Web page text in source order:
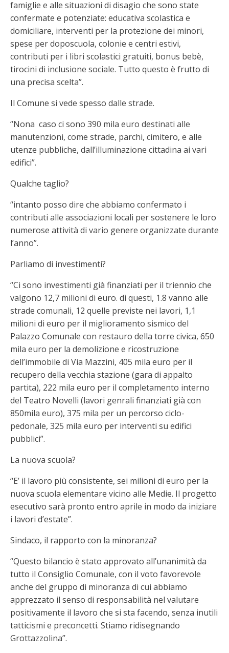
famiglie e alle situazioni di disagio che sono state
confermate e potenziate: educativa scolastica e
domiciliare, interventi per la protezione dei minori,
spese per doposcuola, colonie e centri estivi,
contributi per i libri scolastici gratuiti, bonus bebè,
tirocini di inclusione sociale. Tutto questo è frutto di
una precisa scelta”.
Il Comune si vede spesso dalle strade.
“Nona caso ci sono 390 mila euro destinati alle
manutenzioni, come strade, parchi, cimitero, e alle
utenze pubbliche, dall’illuminazione cittadina ai vari
edifici”.
Qualche taglio?
“intanto posso dire che abbiamo confermato i
contributi alle associazioni locali per sostenere le loro
numerose attività di vario genere organizzate durante
l’anno”.
Parliamo di investimenti?
“Ci sono investimenti già finanziati per il triennio che
valgono 12,7 milioni di euro. di questi, 1.8 vanno alle
strade comunali, 12 quelle previste nei lavori, 1,1
milioni di euro per il miglioramento sismico del
Palazzo Comunale con restauro della torre civica, 650
mila euro per la demolizione e ricostruzione
dell’immobile di Via Mazzini, 405 mila euro per il
recupero della vecchia stazione (gara di appalto
partita), 222 mila euro per il completamento interno
del Teatro Novelli (lavori genrali finanziati già con
850mila euro), 375 mila per un percorso ciclo-
pedonale, 325 mila euro per interventi su edifici
pubblici”.
La nuova scuola?
“E’ il lavoro più consistente, sei milioni di euro per la
nuova scuola elementare vicino alle Medie. Il progetto
esecutivo sarà pronto entro aprile in modo da iniziare
i lavori d’estate”.
Sindaco, il rapporto con la minoranza?
“Questo bilancio è stato approvato all’unanimità da
tutto il Consiglio Comunale, con il voto favorevole
anche del gruppo di minoranza di cui abbiamo
apprezzato il senso di responsabilità nel valutare
positivamente il lavoro che si sta facendo, senza inutili
tatticismi e preconcetti. Stiamo ridisegnando
Grottazzolina”.